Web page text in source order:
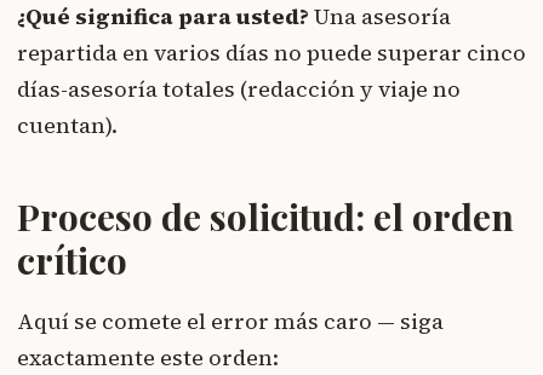
¿Qué significa para usted? Una asesoría
repartida en varios días no puede superar cinco
días-asesoría totales (redacción y viaje no
cuentan).
Proceso de solicitud: el orden
crítico
Aquí se comete el error más caro — siga
exactamente este orden: